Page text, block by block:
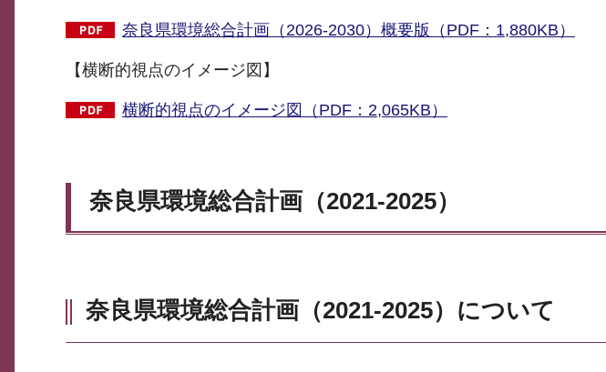
奈良県環境総合計画（2026-2030）概要版（PDF：1,880KB）
【横断的視点のイメージ図】
横断的視点のイメージ図（PDF：2,065KB）
奈良県環境総合計画（2021-2025）
奈良県環境総合計画（2021-2025）について